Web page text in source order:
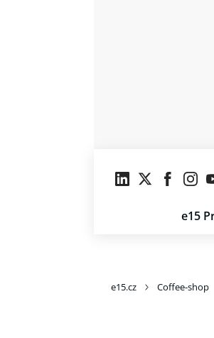
e15
e15.cz Coffee-shop